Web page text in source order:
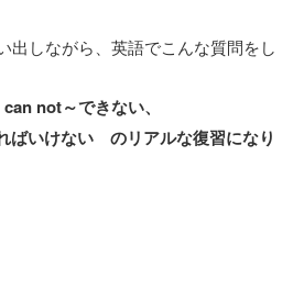
出しながら、英語でこんな質問をし
not～できない、
ばいけない のリアルな復習になり